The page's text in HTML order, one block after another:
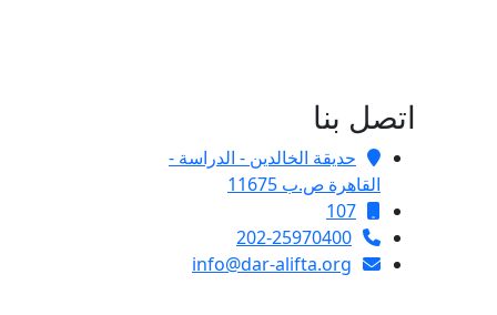
اتصل بنا
حديقة الخالدين - الدراسة -
القاهرة ص.ب 11675
107
202-25970400
info@dar-alifta.org